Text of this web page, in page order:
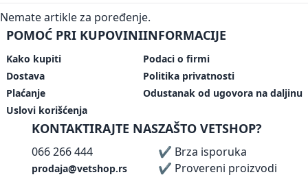
Nemate artikle za poređenje.
POMOĆ PRI KUPOVINI
Kako kupiti
Dostava
Plaćanje
Uslovi korišćenja
INFORMACIJE
Podaci o firmi
Politika privatnosti
Odustanak od ugovora na daljinu
KONTAKTIRAJTE NAS
066 266 444
prodaja@vetshop.rs
ZAŠTO VETSHOP?
✔ Brza isporuka
✔ Provereni proizvodi